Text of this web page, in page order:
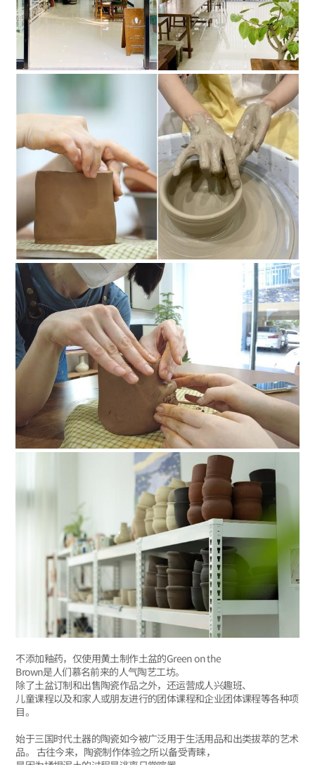
不添加釉药，仅使用黄土制作土盆的Green on the
Brown是人们慕名前来的人气陶艺工坊。
除了土盆订制和出售陶瓷作品之外，还运营成人兴趣班、
儿童课程以及和家人或朋友进行的团体课程和企业团体课程等各种项
目。
始于三国时代土器的陶瓷如今被广泛用于生活用品和出类拔萃的艺术
品。 古往今来，陶瓷制作体验之所以备受青睐，